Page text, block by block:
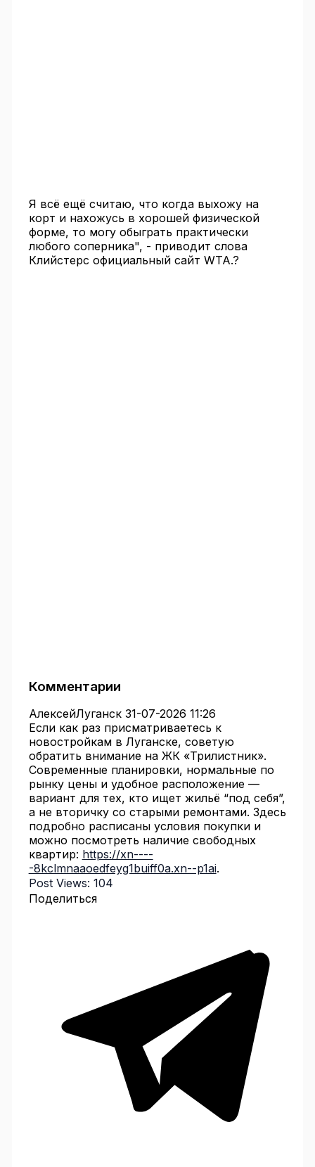
Я всё ещё считаю, что когда выхожу на
корт и нахожусь в хорошей физической
форме, то могу обыграть практически
любого соперника", - приводит слова
Клийстерс официальный сайт WTA.?
Комментарии
АлексейЛуганск 31-07-2026 11:26
Если как раз присматриваетесь к
новостройкам в Луганске, советую
обратить внимание на ЖК «Трилистник».
Современные планировки, нормальные по
рынку цены и удобное расположение —
вариант для тех, кто ищет жильё “под себя”,
а не вторичку со старыми ремонтами. Здесь
подробно расписаны условия покупки и
можно посмотреть наличие свободных
квартир: https://xn----
-8kclmnaaoedfeyg1buiff0a.xn--p1ai.
Post Views: 104
Поделиться